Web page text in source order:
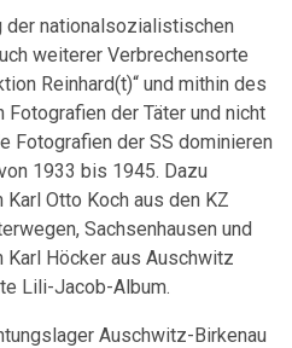
nationalsozialistischen
weiterer Verbrechensorte
Reinhard(t)“ und mithin des
der Täter und nicht
Fotografien der SS dominieren
1933 bis 1945. Dazu
Otto Koch aus den KZ
Sachsenhausen und
Karl Höcker aus Auschwitz
Lili-Jacob-Album.
Auschwitz-Birkenau